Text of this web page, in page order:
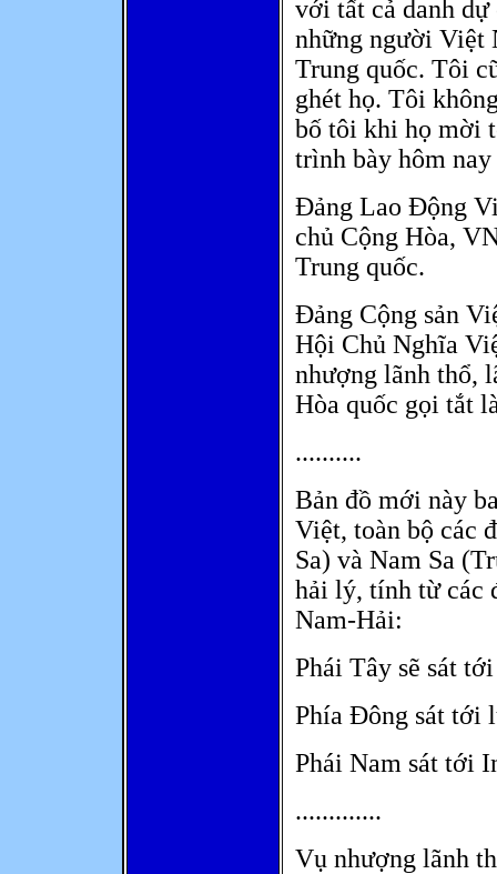
với tất cả danh
những người Việt
Trung quốc. Tôi
ghét họ. Tôi
bố tôi khi họ mời
trình bày hôm
Đảng Lao Động
chủ Cộng Hòa,
Trung quốc.
Đảng Cộng sản
Hội Chủ Nghĩa
nhượng lãnh thổ,
Hòa quốc gọi tắt
..........
Bản đồ mới này
Việt, toàn bộ các
Sa) và Nam Sa
hải lý, tính từ các
Nam-Hải:
Phái Tây sẽ sát
Phía Đông sát tới
Phái Nam sát tới
.............
Vụ nhượng lãnh